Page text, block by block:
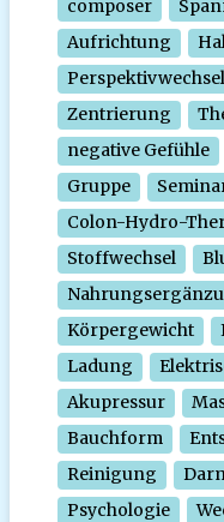
composer
Aufrichtung
Perspektivwechsel
Zentrierung
negative Gefühle
Gruppe
Colon-Hydro-
Stoffwechsel
Körpergewicht
Ladung
Akupressur
Bauchform
Reinigung
Psychologie